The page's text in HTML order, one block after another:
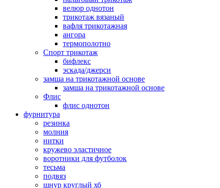
велюр однотон
трикотаж вязаный
вафля трикотажная
ангора
термополотно
Спорт трикотаж
бифлекс
эскада/джерси
замша на трикотажной основе
замша на трикотажной основе
Флис
флис однотон
фурнитура
резинка
молния
нитки
кружево эластичное
воротники для футболок
тесьма
подвяз
шнур круглый хб